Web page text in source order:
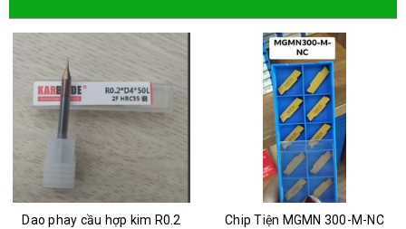
Dao phay cầu hợp kim R0.2 Chip Tiện MGMN 300-M-NC